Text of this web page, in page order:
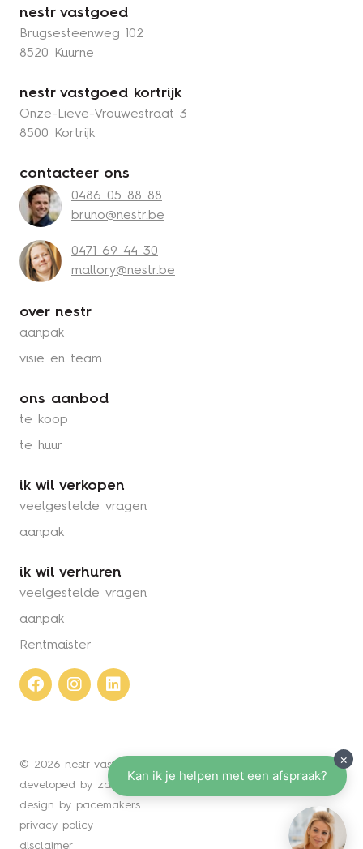
nestr vastgoed
Brugsesteenweg 102
8520 Kuurne
nestr vastgoed kortrijk
Onze-Lieve-Vrouwestraat 3
8500 Kortrijk
contacteer ons
0486 05 88 88
bruno@nestr.be
0471 69 44 30
mallory@nestr.be
over nestr
aanpak
visie en team
ons aanbod
te koop
te huur
ik wil verkopen
veelgestelde vragen
aanpak
ik wil verhuren
veelgestelde vragen
aanpak
Rentmaister
Facebook
Instagram
Linkedin
© 2026 nestr vastgoed
developed by zabun
design by pacemakers
privacy policy
disclaimer